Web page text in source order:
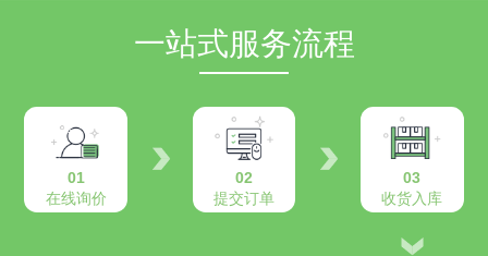
一站式服务流程
01
在线询价
02
提交订单
03
收货入库